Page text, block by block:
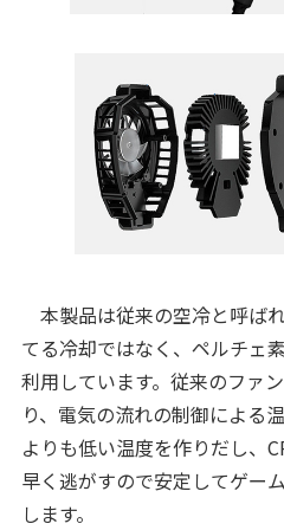
本製品は従来の空冷と呼ば
てる冷却ではなく、ペルチェ
利用しています。従来のファ
り、電気の流れの制御による
よりも低い温度を作りだし、
早く逃がすので安定してゲー
します。